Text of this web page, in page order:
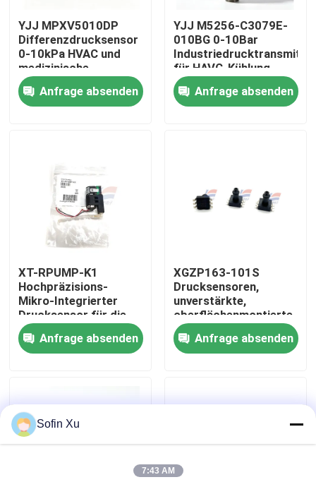
Zu Hause
Über uns
Werksbesichtigung
Qualitätskontrolle
Kontakt mit uns
Rechtssachen
Sauerstoff-Gas-Sensor
YJJ MPXV5010DP
Differenzdrucksensor
0-10kPa HVAC und
medizinische
Anwendungen
Anfrage absenden
YJJ M5256-C3079E-
010BG 0-10Bar
Industriedrucktransmitter
für HAVC-Kühlung
Anfrage absenden
XT-RPUMP-K1
Hochpräzisions-
Mikro-Integrierter
Drucksensor für die
spezielle
Schließkreislaufdruckkontrolle
und
Anfrage absenden
XGZP163-101S
Drucksensoren,
unverstärkte,
oberflächenmontierte
SOP-6-Verpackung
Anfrage absenden
Sofin Xu
7:43 AM